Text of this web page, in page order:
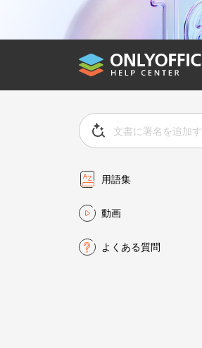
用語集
動画
よくある質問